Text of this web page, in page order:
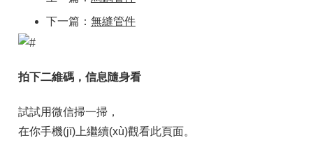
下一篇： 無縫管件
拍下二維碼，信息隨身看
試試用微信掃一掃，
在你手機(jī)上繼續(xù)觀看此頁面。